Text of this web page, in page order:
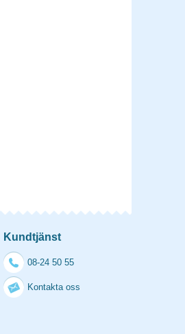
Kundtjänst
08-24 50 55
Kontakta oss